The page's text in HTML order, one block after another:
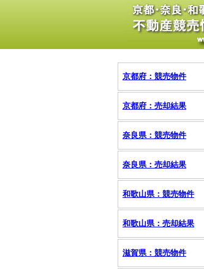
京都府：競売物件
京都府：売却結果
奈良県：競売物件
奈良県：売却結果
和歌山県：競売物件
和歌山県：売却結果
滋賀県：競売物件